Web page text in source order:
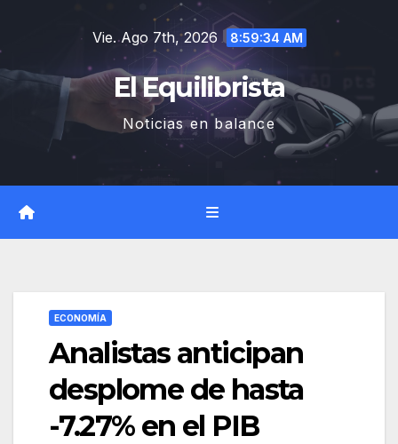
contenido
Vie. Ago 7th, 2026 8:59:35 AM
El Equilibrista
Noticias en balance
ECONOMÍA
Analistas anticipan
desplome de hasta
-7.27% en el PIB